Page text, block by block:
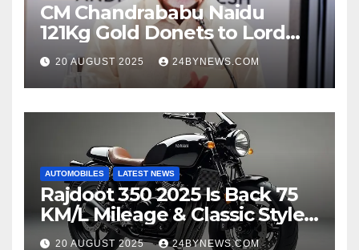
CM Chandrababu Naidu
121Kg Gold Donets to Lord
Venkateswara TTD
20 AUGUST 2025 24BYNEWS.COM
AUTOMOBILES LATEST NEWS
Rajdoot 350 2025 Is Back 75
KM/L Mileage & Classic Style
at Just ₹65,000
20 AUGUST 2025 24BYNEWS.COM